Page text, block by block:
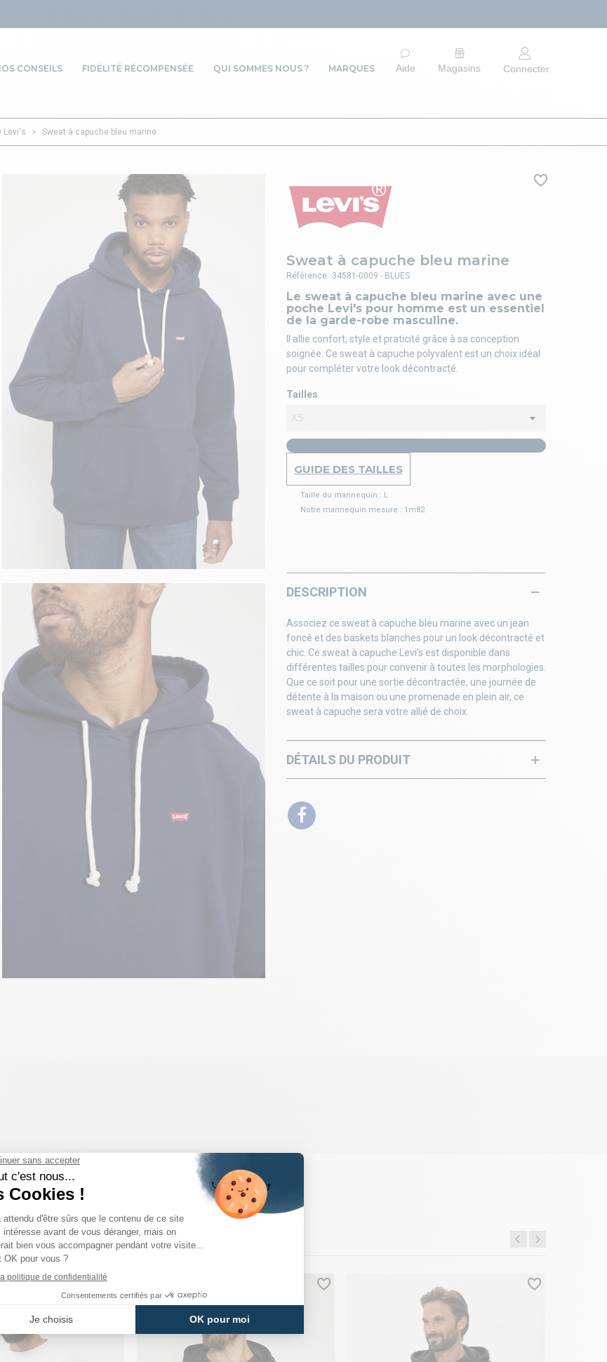
CONSEILS FIDÉLITÉ RÉCOMPENSÉE QUI SOMMES NOUS ? MARQUES Aide Magasins Connecter
Levi's > Sweat à capuche bleu marine
Sweat à capuche bleu marine
Le sweat à capuche bleu marine avec une
poche Levi's pour homme est un essentiel
de la garde-robe masculine.
Il allie confort, style et praticité grâce à sa conception
soignée. Ce sweat à capuche polyvalent est un choix idéal
pour compléter votre look décontracté.
Tailles
GUIDE DES TAILLES
Taille du mannequin : L
Notre mannequin mesure : 1m82
Référence: 34581-0009 - BLUES
DESCRIPTION
Associez ce sweat à capuche bleu marine avec un jean
foncé et des baskets blanches pour un look décontracté et
chic. Ce sweat à capuche Levi's est disponible dans
différentes tailles pour convenir à toutes les morphologies.
Que ce soit pour une sortie décontractée, une journée de
détente à la maison ou une promenade en plein air, ce
sweat à capuche sera votre allié de choix.
DÉTAILS DU PRODUIT